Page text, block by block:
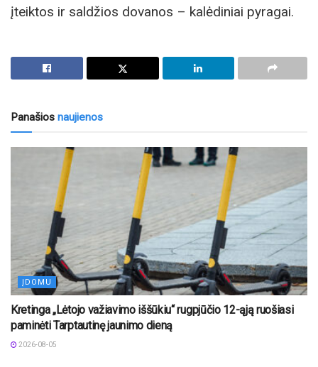
įteiktos ir saldžios dovanos – kalėdiniai pyragai.
Panašios naujienos
ĮDOMU
Kretinga „Lėtojo važiavimo iššūkiu“ rugpjūčio 12-ąją ruošiasi
paminėti Tarptautinę jaunimo dieną
2026-08-05